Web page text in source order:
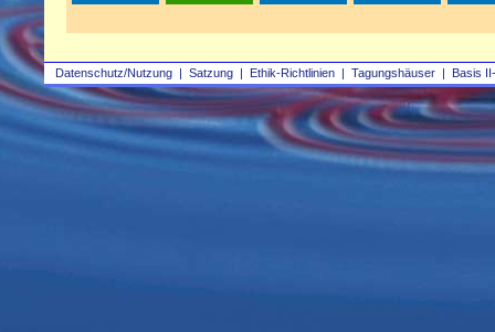
Datenschutz/Nutzung | Satzung | Ethik-Richtlinien | Tagungshäuser | Basis